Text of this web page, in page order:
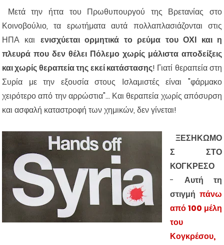
Μετά την ήττα του Πρωθυπουργού της Βρετανίας στο
Κοινοβούλιο, τα ερωτήματα αυτά πολλαπλασιάζονται στις
ΗΠΑ και ενισχύεται ορμητικά το ρεύμα του ΟΧΙ και η
πλευρά που δεν θέλει Πόλεμο χωρίς μάλιστα αποδείξεις
και χωρίς θεραπεία της εκεί κατάστασης! Γιατί θεραπεία στη
Συρία με την εξουσία στους Ισλαμιστές είναι "φάρμακο
χειρότερο από την αρρώστια"... Και θεραπεία χωρίς απόσυρση
και ασφαλή καταστροφή των χημικών, δεν γίνεται!
ΞΕΣΗΚΩΜΟ
Σ ΣΤΟ
ΚΟΓΚΡΕΣΟ
- Αυτή τη
στιγμή πάνω
από 100 μέλη
του
Κογκρέσου,